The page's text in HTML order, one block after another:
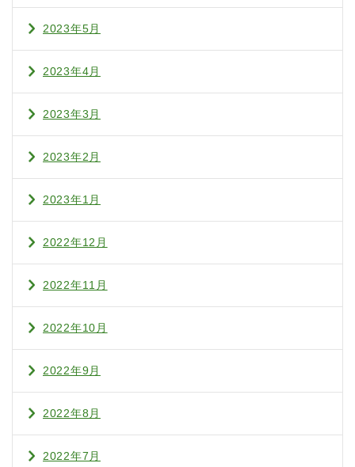
2023年5月
2023年4月
2023年3月
2023年2月
2023年1月
2022年12月
2022年11月
2022年10月
2022年9月
2022年8月
2022年7月